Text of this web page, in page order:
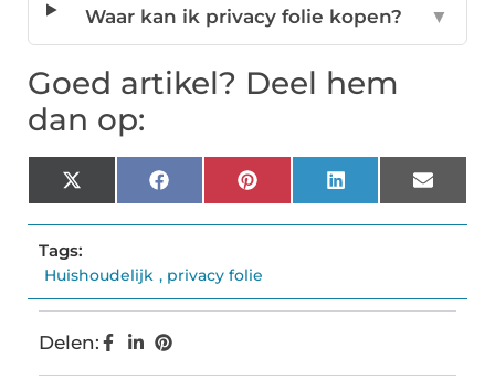
Waar kan ik privacy folie kopen? ▼
Goed artikel? Deel hem
dan op:
X
(Twitter)
FacebookPinterestLinkedInEmail
Tags:
Huishoudelijk , privacy folie
Delen: